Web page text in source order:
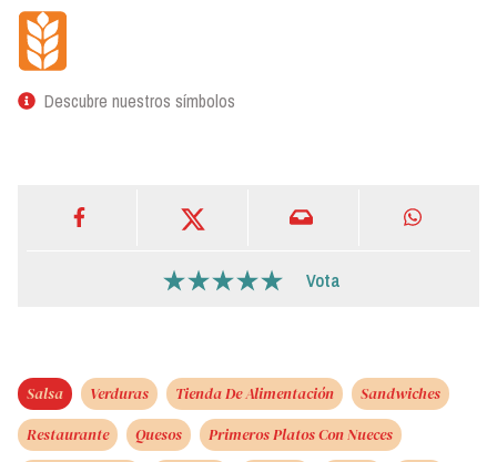
Descubre nuestros símbolos
Vota
Salsa Verduras Tienda De Alimentación
Sandwiches
Restaurante
Quesos
Primeros Platos Con Nueces